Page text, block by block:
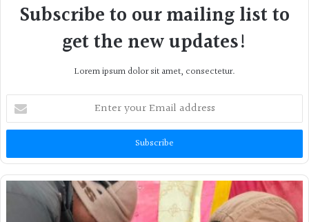
Subscribe to our mailing list to
get the new updates!
Lorem ipsum dolor sit amet, consectetur.
Enter
your
Email